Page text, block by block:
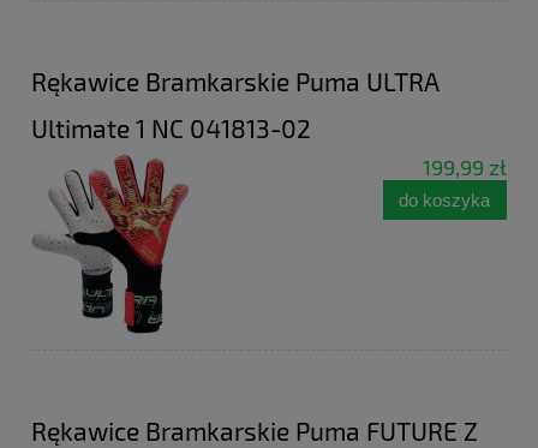
Rękawice Bramkarskie Puma ULTRA
Ultimate 1 NC 041813-02
199,99 zł
do koszyka
Rękawice Bramkarskie Puma FUTURE Z